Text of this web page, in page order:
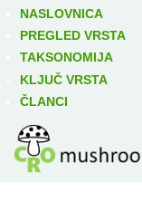
NASLOVNICA
PREGLED VRSTA
TAKSONOMIJA
KLJUČ VRSTA
ČLANCI
Izravno